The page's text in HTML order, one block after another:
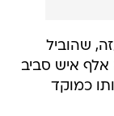
שהוביל
איש סביב
כמוקד